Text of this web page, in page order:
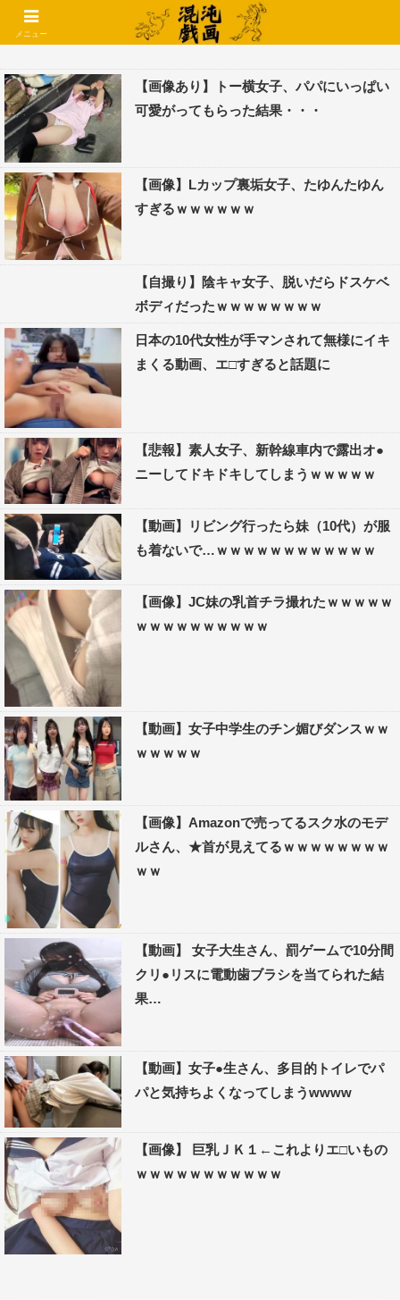
コメントでコテハン使えるようになりました🌱
【画像あり】トー横女子、パパにいっぱい
可愛がってもらった結果・・・
【画像】Lカップ裏垢女子、たゆんたゆん
すぎるｗｗｗｗｗｗ
【自撮り】陰キャ女子、脱いだらドスケベ
ボディだったｗｗｗｗｗｗｗｗ
日本の10代女性が手マンされて無様にイキ
まくる動画、エ□すぎると話題に
【悲報】素人女子、新幹線車内で露出オ●
ニーしてドキドキしてしまうｗｗｗｗｗ
【動画】リビング行ったら妹（10代）が服
も着ないで…ｗｗｗｗｗｗｗｗｗｗｗｗ
【画像】JC妹の乳首チラ撮れたｗｗｗｗｗ
ｗｗｗｗｗｗｗｗｗｗ
【動画】女子中学生のチン媚びダンスｗｗ
ｗｗｗｗｗ
【画像】Amazonで売ってるスク水のモデ
ルさん、★首が見えてるｗｗｗｗｗｗｗｗ
ｗｗ
【動画】 女子大生さん、罰ゲームで10分間
クリ●リスに電動歯ブラシを当てられた結
果…
【動画】女子●生さん、多目的トイレでパ
パと気持ちよくなってしまうwwww
【画像】 巨乳ＪＫ１←これよりエ□いもの
ｗｗｗｗｗｗｗｗｗｗｗ
メニュー